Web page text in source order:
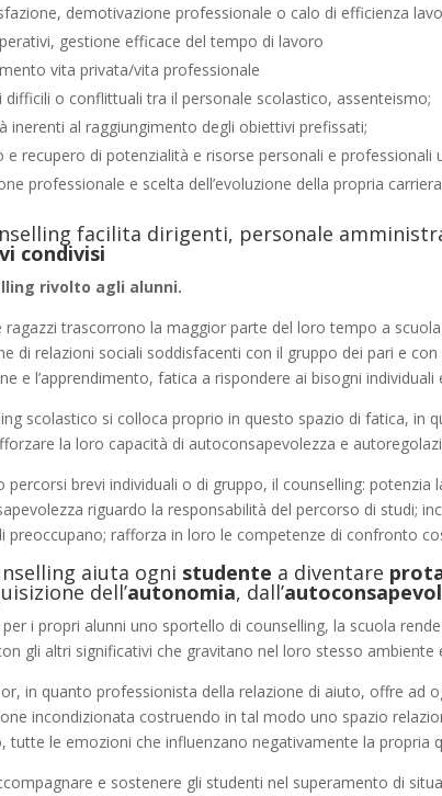
demotivazione professionale o calo di efficienza
gestione efficace del tempo di lavoro
vita privata/vita professionale
difficili o conflittuali tra il personale scolastico, assenteismo;
inerenti al raggiungimento degli obiettivi prefissati;
e recupero di potenzialità e risorse personali e professionali
professionale e scelta dell’evoluzione della propria
facilita dirigenti, personale
condivisi
rivolto agli alunni.
ragazzi trascorrono la maggior parte del loro tempo a
di relazioni sociali soddisfacenti con il gruppo dei pari e
e l’apprendimento, fatica a rispondere ai bisogni
scolastico si colloca proprio in questo spazio di fatica, in
la loro capacità di autoconsapevolezza e
percorsi brevi individuali o di gruppo, il counselling:
riguardo la responsabilità del percorso di studi;
preoccupano; rafforza in loro le competenze di confronto
aiuta ogni studente a diventare
dell’autonomia, dall’
i propri alunni uno sportello di counselling, la scuola
gli altri significativi che gravitano nel loro stesso ambiente
in quanto professionista della relazione di aiuto, offre ad
incondizionata costruendo in tal modo uno spazio
tutte le emozioni che influenzano negativamente la propria
e sostenere gli studenti nel superamento di